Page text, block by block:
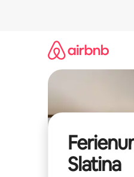
Slatina